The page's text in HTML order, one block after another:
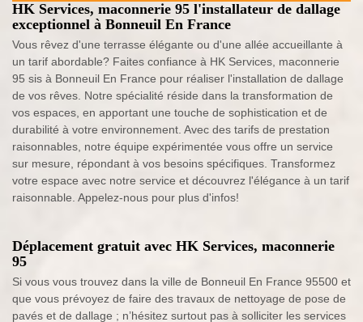
HK Services, maconnerie 95 l'installateur de dallage
exceptionnel à Bonneuil En France
Vous rêvez d'une terrasse élégante ou d'une allée accueillante à
un tarif abordable? Faites confiance à HK Services, maconnerie
95 sis à Bonneuil En France pour réaliser l'installation de dallage
de vos rêves. Notre spécialité réside dans la transformation de
vos espaces, en apportant une touche de sophistication et de
durabilité à votre environnement. Avec des tarifs de prestation
raisonnables, notre équipe expérimentée vous offre un service
sur mesure, répondant à vos besoins spécifiques. Transformez
votre espace avec notre service et découvrez l'élégance à un tarif
raisonnable. Appelez-nous pour plus d'infos!
Déplacement gratuit avec HK Services, maconnerie
95
Si vous vous trouvez dans la ville de Bonneuil En France 95500 et
que vous prévoyez de faire des travaux de nettoyage de pose de
pavés et de dallage ; n’hésitez surtout pas à solliciter les services